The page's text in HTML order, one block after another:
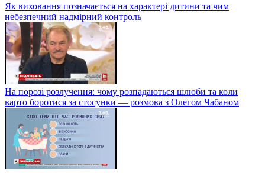
Як виховання позначається на характері дитини та чим
небезпечний надмірний контроль
На порозі розлучення: чому розпадаються шлюби та коли
варто боротися за стосунки — розмова з Олегом Чабаном